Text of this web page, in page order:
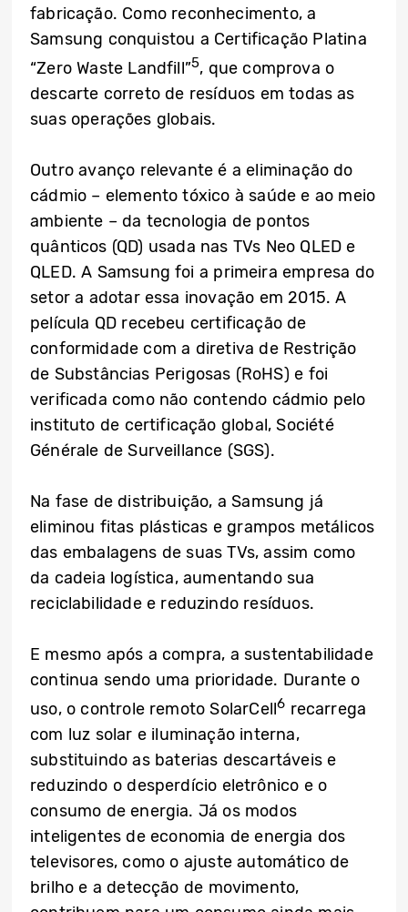
fabricação. Como reconhecimento, a
Samsung conquistou a Certificação Platina
“Zero Waste Landfill”5, que comprova o
descarte correto de resíduos em todas as
suas operações globais.
Outro avanço relevante é a eliminação do
cádmio – elemento tóxico à saúde e ao meio
ambiente – da tecnologia de pontos
quânticos (QD) usada nas TVs Neo QLED e
QLED. A Samsung foi a primeira empresa do
setor a adotar essa inovação em 2015. A
película QD recebeu certificação de
conformidade com a diretiva de Restrição
de Substâncias Perigosas (RoHS) e foi
verificada como não contendo cádmio pelo
instituto de certificação global, Société
Générale de Surveillance (SGS).
Na fase de distribuição, a Samsung já
eliminou fitas plásticas e grampos metálicos
das embalagens de suas TVs, assim como
da cadeia logística, aumentando sua
reciclabilidade e reduzindo resíduos.
E mesmo após a compra, a sustentabilidade
continua sendo uma prioridade. Durante o
uso, o controle remoto SolarCell6 recarrega
com luz solar e iluminação interna,
substituindo as baterias descartáveis e
reduzindo o desperdício eletrônico e o
consumo de energia. Já os modos
inteligentes de economia de energia dos
televisores, como o ajuste automático de
brilho e a detecção de movimento,